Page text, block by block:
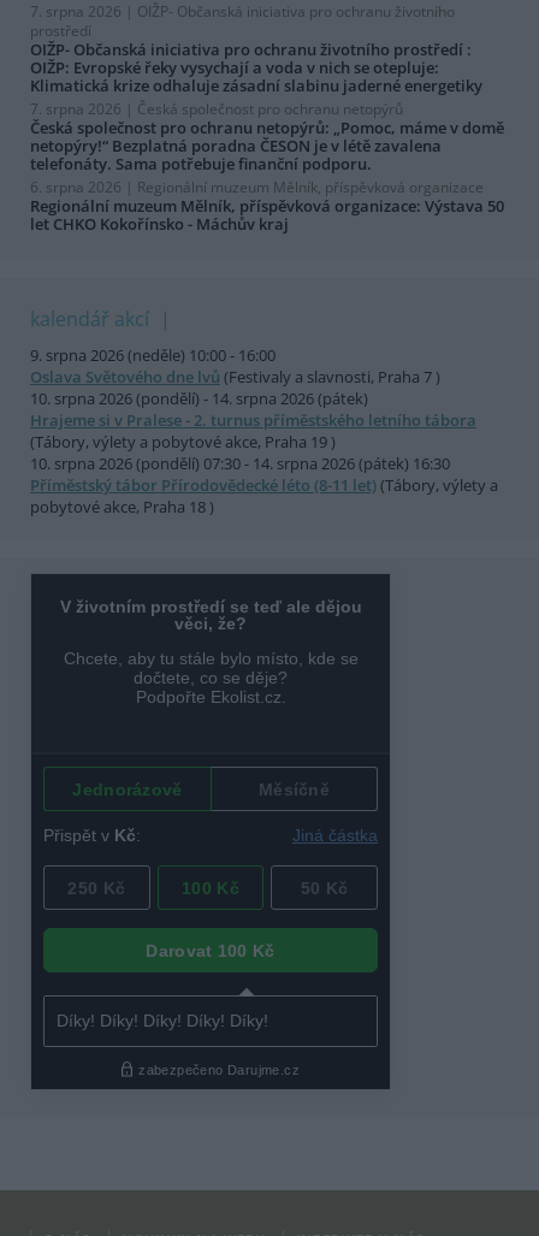
7. srpna 2026 | OIŽP- Občanská iniciativa pro ochranu životního
prostředí
OIŽP- Občanská iniciativa pro ochranu životního prostředí :
OIŽP: Evropské řeky vysychají a voda v nich se otepluje:
Klimatická krize odhaluje zásadní slabinu jaderné energetiky
7. srpna 2026 | Česká společnost pro ochranu netopýrů
Česká společnost pro ochranu netopýrů: „Pomoc, máme v domě
netopýry!“ Bezplatná poradna ČESON je v létě zavalena
telefonáty. Sama potřebuje finanční podporu.
6. srpna 2026 | Regionální muzeum Mělník, příspěvková organizace
Regionální muzeum Mělník, příspěvková organizace: Výstava 50
let CHKO Kokořínsko - Máchův kraj
kalendář akcí
9. srpna 2026 (neděle) 10:00 - 16:00
Oslava Světového dne lvů (Festivaly a slavnosti, Praha 7 )
10. srpna 2026 (pondělí) - 14. srpna 2026 (pátek)
Hrajeme si v Pralese - 2. turnus příměstského letního tábora
(Tábory, výlety a pobytové akce, Praha 19 )
10. srpna 2026 (pondělí) 07:30 - 14. srpna 2026 (pátek) 16:30
Příměstský tábor Přírodovědecké léto (8-11 let)(Tábory, výlety a
pobytové akce, Praha 18 )